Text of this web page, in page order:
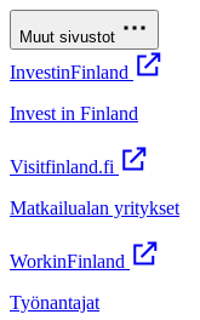
Muut sivustot
InvestinFinland
Invest in Finland
Visitfinland.fi
Matkailualan yritykset
WorkinFinland
Työnantajat